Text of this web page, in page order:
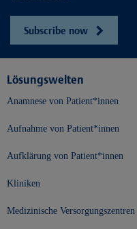
Subscribe now
Lösungswelten
Anamnese von Patient*innen
Aufnahme von Patient*innen
Aufklärung von Patient*innen
Kliniken
Medizinische Versorgungszentren